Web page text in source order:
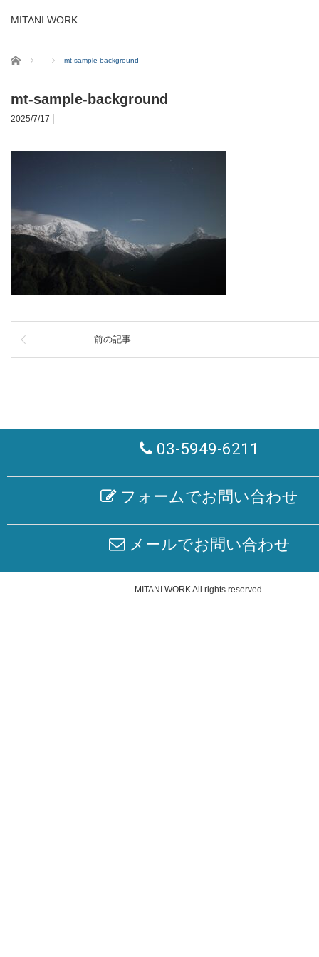
MITANI.WORK
ホーム mt-sample-background
mt-sample-background
2025/7/17
前の記事
03-5949-6211
フォームでお問い合わせ
メールでお問い合わせ
MITANI.WORKAll rights reserved.